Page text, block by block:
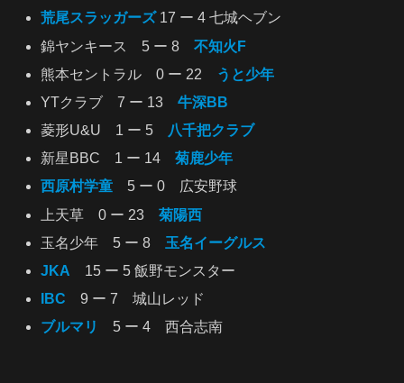
荒尾スラッガーズ17 ー 4 七城ヘブン
錦ヤンキース 5 ー 8 不知火 F
熊本セントラル 0 ー 22
うと少年
YTクラブ 7 ー 13牛深BB
菱形U&U 1 ー 5
八千把クラブ
新星BBC 1 ー 14菊鹿少年
西原村学童 5 ー 0 広安野球
上天草 0 ー 23菊陽西
玉名少年 5 ー 8 玉名イーグルス
JKA 15 ー 5 飯野モンスター
IBC 9 ー 7 城山レッド
ブルマリ
5 ー 4 西合志南